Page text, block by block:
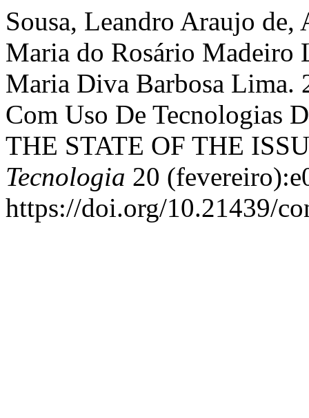
Sousa, Leandro Araujo
Maria do Rosário Madeiro
Maria Diva Barbosa Lima.
Com Uso De Tecnologias
THE STATE OF THE
Tecnologia 20
https://doi.org/10.21439/